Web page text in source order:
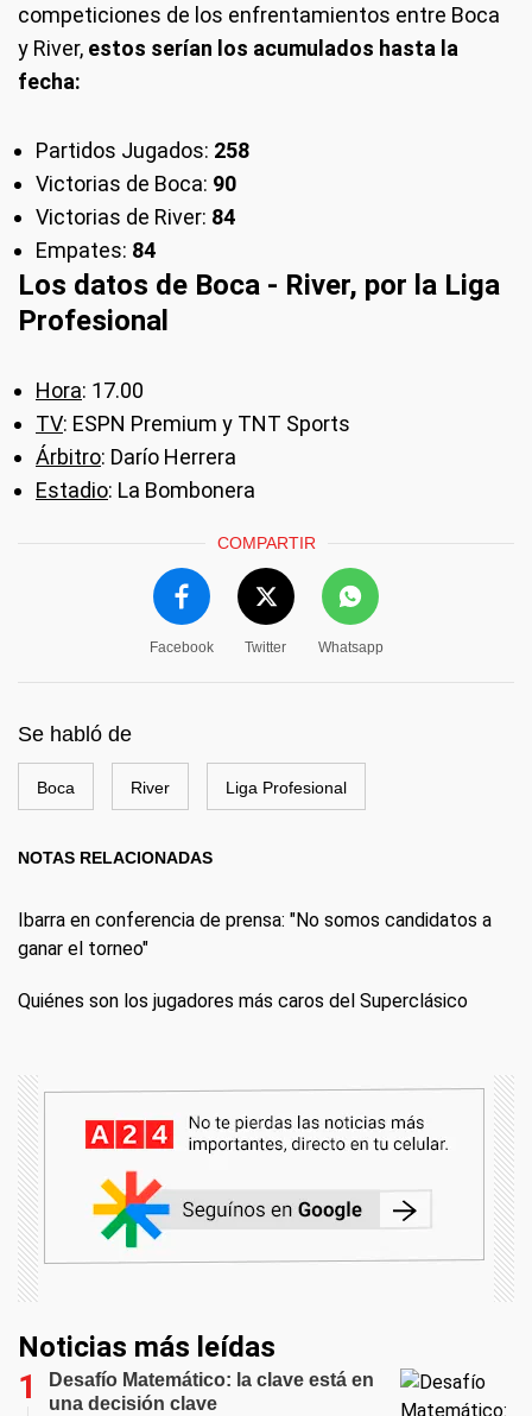
competiciones de los enfrentamientos entre Boca
y River, estos serían los acumulados hasta la
fecha:
Partidos Jugados: 258
Victorias de Boca: 90
Victorias de River: 84
Empates: 84
Los datos de Boca - River, por la Liga
Profesional
Hora: 17.00
TV: ESPN Premium y TNT Sports
Árbitro: Darío Herrera
Estadio: La Bombonera
COMPARTIR
Facebook Twitter Whatsapp
Se habló de
Boca River Liga Profesional
NOTAS RELACIONADAS
Ibarra en conferencia de prensa: "No somos candidatos a
ganar el torneo"
Quiénes son los jugadores más caros del Superclásico
Noticias más leídas
Desafío Matemático: la clave está en
una decisión clave